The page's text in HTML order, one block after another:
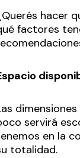
hacer
factores
servirá
en la
totalidad.